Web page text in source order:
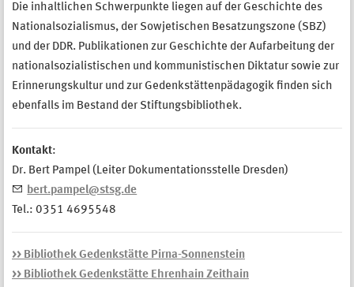
Die inhaltlichen Schwerpunkte liegen auf der Geschichte des
Nationalsozialismus, der Sowjetischen Besatzungszone (SBZ)
und der DDR. Publikationen zur Geschichte der Aufarbeitung der
nationalsozialistischen und kommunistischen Diktatur sowie zur
Erinnerungskultur und zur Gedenkstättenpädagogik finden sich
ebenfalls im Bestand der Stiftungsbibliothek.
Kontakt:
Dr. Bert Pampel (Leiter Dokumentationsstelle Dresden)
bert.pampel@stsg.de
Tel.: 0351 4695548
>> Bibliothek Gedenkstätte Pirna-Sonnenstein
>> Bibliothek Gedenkstätte Ehrenhain Zeithain